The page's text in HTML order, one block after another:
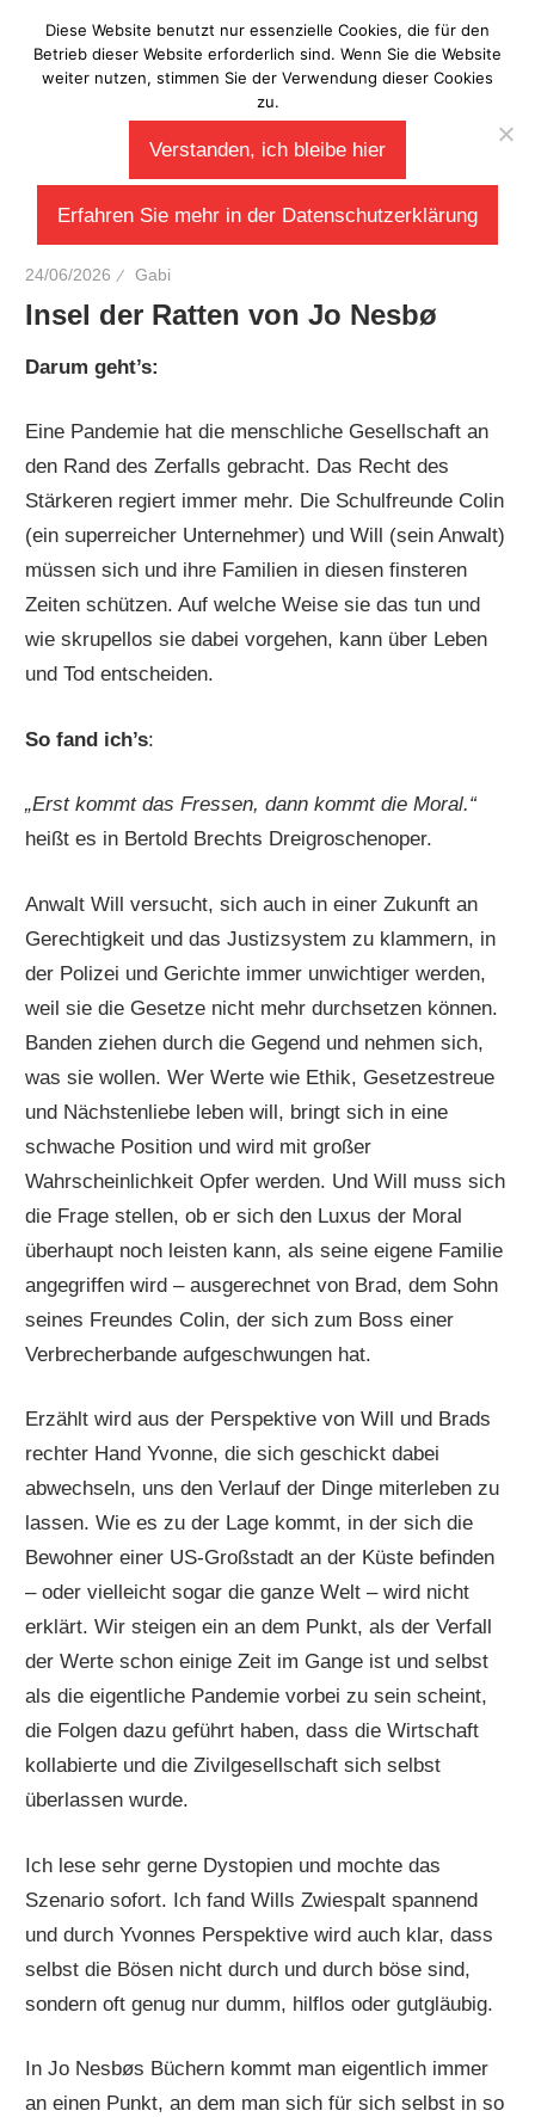
Inhalt
springen
Laberladen
24/06/2026 Gabi
Insel der Ratten von Jo Nesbø
Darum geht’s:
Eine Pandemie hat die menschliche Gesellschaft an
den Rand des Zerfalls gebracht. Das Recht des
Stärkeren regiert immer mehr. Die Schulfreunde Colin
(ein superreicher Unternehmer) und Will (sein Anwalt)
müssen sich und ihre Familien in diesen finsteren
Zeiten schützen. Auf welche Weise sie das tun und
wie skrupellos sie dabei vorgehen, kann über Leben
und Tod entscheiden.
So fand ich’s:
„Erst kommt das Fressen, dann kommt die Moral.“
heißt es in Bertold Brechts Dreigroschenoper.
Anwalt Will versucht, sich auch in einer Zukunft an
Gerechtigkeit und das Justizsystem zu klammern, in
der Polizei und Gerichte immer unwichtiger werden,
weil sie die Gesetze nicht mehr durchsetzen können.
Banden ziehen durch die Gegend und nehmen sich,
was sie wollen. Wer Werte wie Ethik, Gesetzestreue
und Nächstenliebe leben will, bringt sich in eine
schwache Position und wird mit großer
Wahrscheinlichkeit Opfer werden. Und Will muss sich
die Frage stellen, ob er sich den Luxus der Moral
überhaupt noch leisten kann, als seine eigene Familie
angegriffen wird – ausgerechnet von Brad, dem Sohn
seines Freundes Colin, der sich zum Boss einer
Verbrecherbande aufgeschwungen hat.
Erzählt wird aus der Perspektive von Will und Brads
rechter Hand Yvonne, die sich geschickt dabei
abwechseln, uns den Verlauf der Dinge miterleben zu
lassen. Wie es zu der Lage kommt, in der sich die
Bewohner einer US-Großstadt an der Küste befinden
– oder vielleicht sogar die ganze Welt – wird nicht
erklärt. Wir steigen ein an dem Punkt, als der Verfall
der Werte schon einige Zeit im Gange ist und selbst
als die eigentliche Pandemie vorbei zu sein scheint,
die Folgen dazu geführt haben, dass die Wirtschaft
kollabierte und die Zivilgesellschaft sich selbst
überlassen wurde.
Ich lese sehr gerne Dystopien und mochte das
Szenario sofort. Ich fand Wills Zwiespalt spannend
und durch Yvonnes Perspektive wird auch klar, dass
selbst die Bösen nicht durch und durch böse sind,
sondern oft genug nur dumm, hilflos oder gutgläubig.
In Jo Nesbøs Büchern kommt man eigentlich immer
an einen Punkt, an dem man sich für sich selbst in so
Diese Website benutzt nur essenzielle Cookies, die für den
Betrieb dieser Website erforderlich sind. Wenn Sie die Website
weiter nutzen, stimmen Sie der Verwendung dieser Cookies
zu.
Verstanden, ich bleibe hier
Erfahren Sie mehr in der Datenschutzerklärung